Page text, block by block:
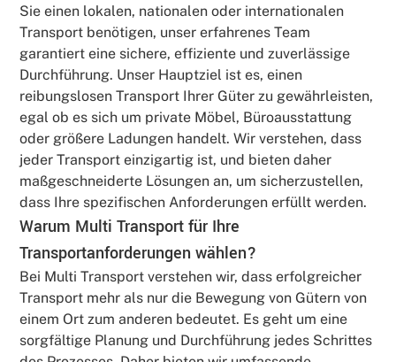
Sie einen lokalen, nationalen oder internationalen
Transport benötigen, unser erfahrenes Team
garantiert eine sichere, effiziente und zuverlässige
Durchführung. Unser Hauptziel ist es, einen
reibungslosen Transport Ihrer Güter zu gewährleisten,
egal ob es sich um private Möbel, Büroausstattung
oder größere Ladungen handelt. Wir verstehen, dass
jeder Transport einzigartig ist, und bieten daher
maßgeschneiderte Lösungen an, um sicherzustellen,
dass Ihre spezifischen Anforderungen erfüllt werden.
Warum Multi Transport für Ihre
Transportanforderungen wählen?
Bei Multi Transport verstehen wir, dass erfolgreicher
Transport mehr als nur die Bewegung von Gütern von
einem Ort zum anderen bedeutet. Es geht um eine
sorgfältige Planung und Durchführung jedes Schrittes